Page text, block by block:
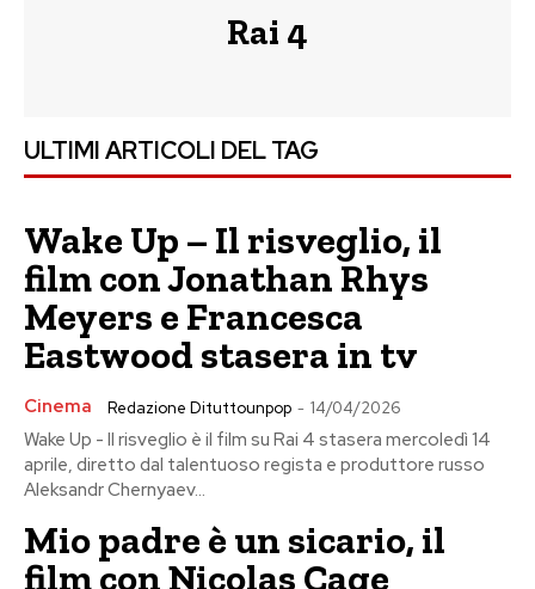
Rai 4
ULTIMI ARTICOLI DEL TAG
Wake Up – Il risveglio, il
film con Jonathan Rhys
Meyers e Francesca
Eastwood stasera in tv
Cinema Redazione Dituttounpop - 14/04/2026
Wake Up - Il risveglio è il film su Rai 4 stasera mercoledì 14
aprile, diretto dal talentuoso regista e produttore russo
Aleksandr Chernyaev...
Mio padre è un sicario, il
film con Nicolas Cage